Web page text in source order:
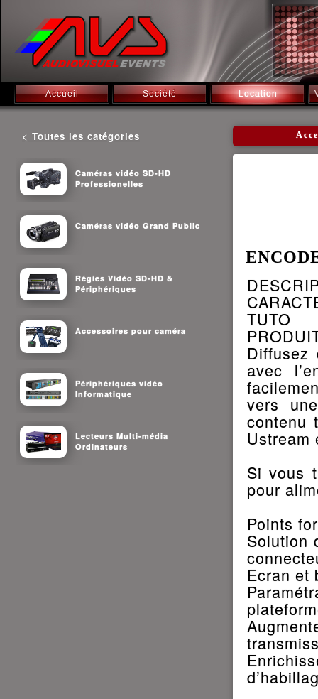
Accueil Société Location
< Toutes les catégories
Caméras vidéo SD-HD
Professionelles
Caméras vidéo Grand Public
Régies Vidéo SD-HD &
Périphériques
Accessoires pour caméra
Périphériques vidéo
Informatique
Lecteurs Multi-média
Ordinateurs
TUTO
avec
vers
contenu
Ustream
Si vous
pour
Points
Solution
Ecran et